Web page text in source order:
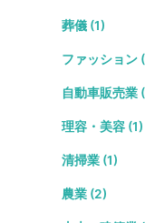
葬儀 (1)
ファッション
自動車販売業
理容・美容 (1)
清掃業 (1)
農業 (2)